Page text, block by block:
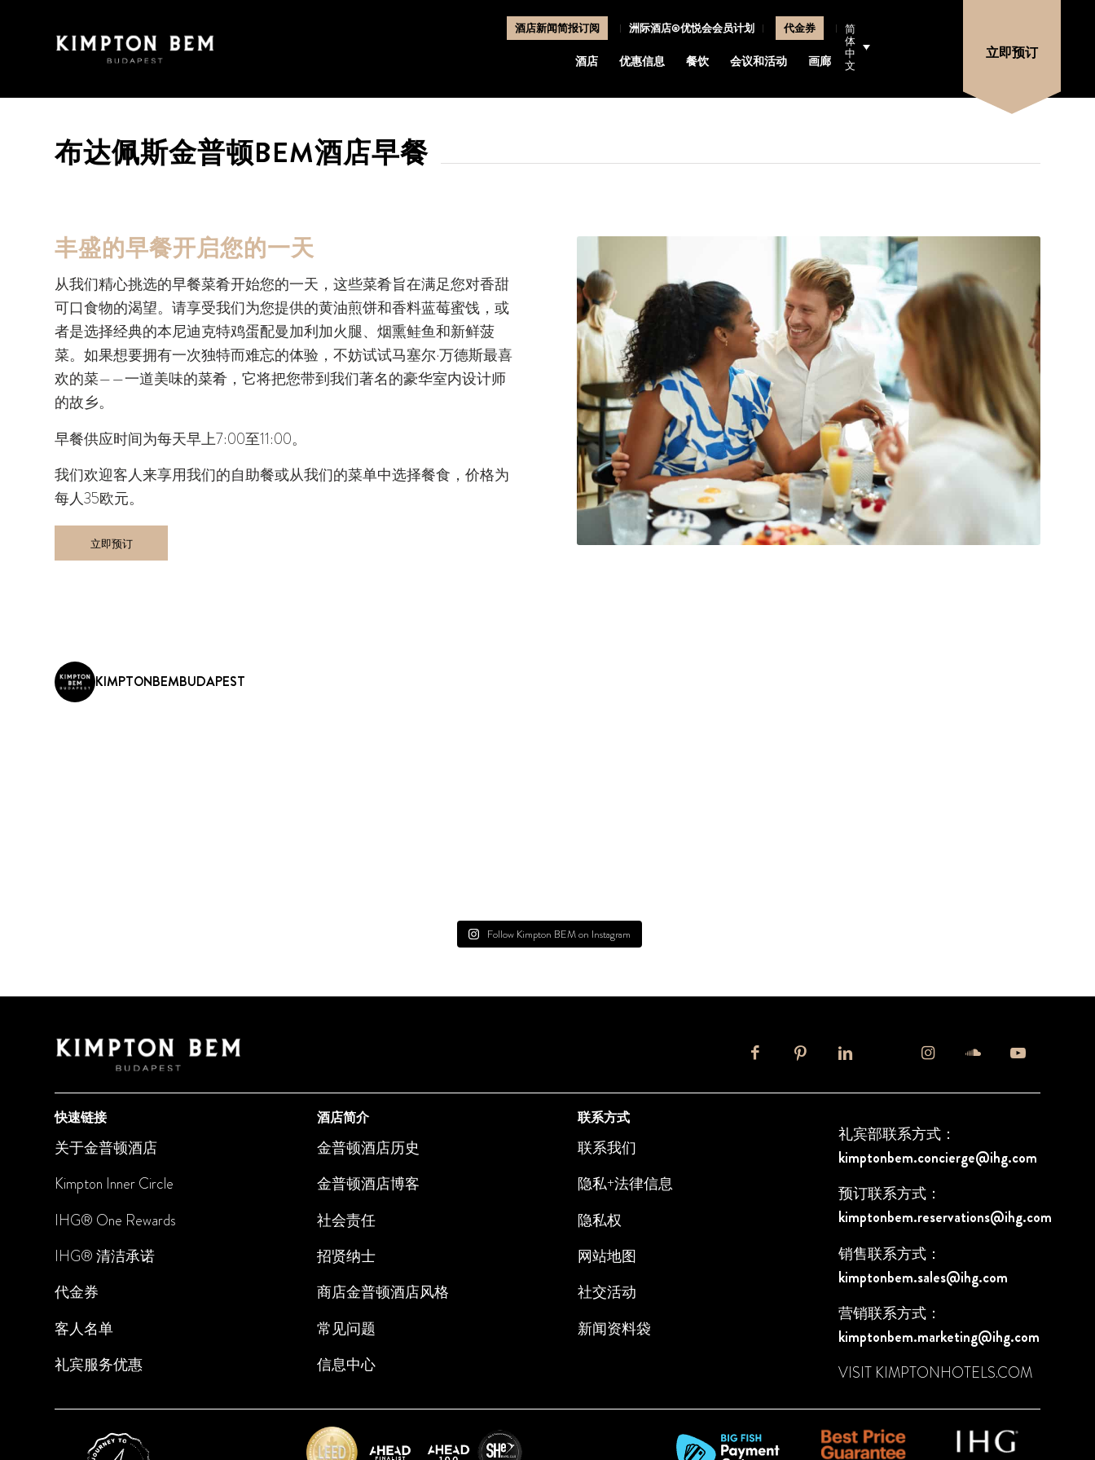
酒店新闻简报订阅 洲际酒店®优悦会会员计划 代金券 简
体
中
文
立即预订
酒店 优惠信息 餐饮 会议和活动 画廊 地点
布达佩斯金普顿BEM酒店早餐
丰盛的早餐开启您的一天
从我们精心挑选的早餐菜肴开始您的一天，这些菜肴旨在满足您对香甜
可口食物的渴望。请享受我们为您提供的黄油煎饼和香料蓝莓蜜饯，或
者是选择经典的本尼迪克特鸡蛋配曼加利加火腿、烟熏鲑鱼和新鲜菠
菜。如果想要拥有一次独特而难忘的体验，不妨试试马塞尔·万德斯最喜
欢的菜——一道美味的菜肴，它将把您带到我们著名的豪华室内设计师
的故乡。
早餐供应时间为每天早上7:00至11:00。
我们欢迎客人来享用我们的自助餐或从我们的菜单中选择餐食，价格为
每人35欧元。
立即预订
KIMPTONBEMBUDAPEST
Follow Kimpton BEM on Instagram
快速链接
关于金普顿酒店
Kimpton Inner Circle
IHG® One Rewards
IHG®清洁承诺
代金券
客人名单
礼宾服务优惠
酒店简介
金普顿酒店历史
金普顿酒店博客
社会责任
招贤纳士
商店金普顿酒店风格
常见问题
信息中心
联系方式
联系我们
隐私+法律信息
隐私权
网站地图
社交活动
新闻资料袋
礼宾部联系方式：
kimptonbem.concierge@ihg.com
预订联系方式：
kimptonbem.reservations@ihg.com
销售联系方式：
kimptonbem.sales@ihg.com
营销联系方式：
kimptonbem.marketing@ihg.com
VISIT KIMPTONHOTELS.COM